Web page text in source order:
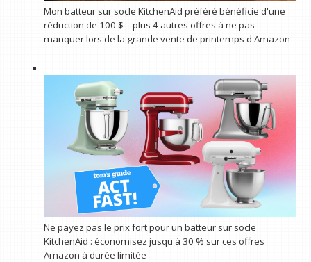
Mon batteur sur socle KitchenAid préféré bénéficie d'une
réduction de 100 $ – plus 4 autres offres à ne pas
manquer lors de la grande vente de printemps d'Amazon
Ne payez pas le prix fort pour un batteur sur socle
KitchenAid : économisez jusqu'à 30 % sur ces offres
Amazon à durée limitée